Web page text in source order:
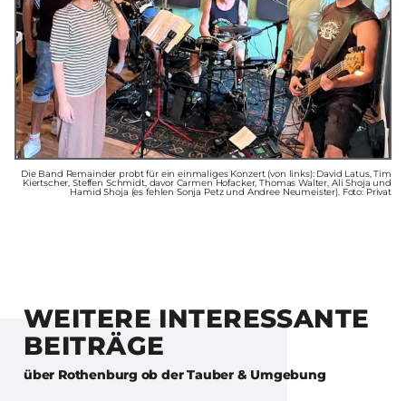
Die Band Remainder probt für ein einmaliges Konzert (von links): David Latus, Tim
Kiertscher, Steffen Schmidt, davor Carmen Hofacker, Thomas Walter, Ali Shoja und
Hamid Shoja (es fehlen Sonja Petz und Andree Neumeister). Foto: Privat
WEITERE INTERESSANTE
BEITRÄGE
über Rothenburg ob der Tauber & Umgebung